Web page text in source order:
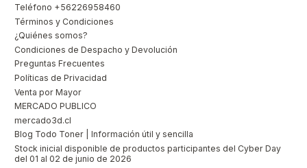
Teléfono +56226958460
Términos y Condiciones
¿Quiénes somos?
Condiciones de Despacho y Devolución
Preguntas Frecuentes
Políticas de Privacidad
Venta por Mayor
MERCADO PUBLICO
mercado3d.cl
Blog Todo Toner | Información útil y sencilla
Stock inicial disponible de productos participantes del Cyber Day
del 01 al 02 de junio de 2026